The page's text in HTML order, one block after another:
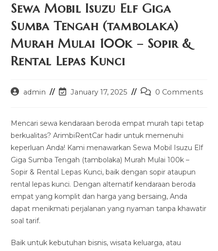
Sewa Mobil Isuzu Elf Giga
Sumba Tengah (tambolaka)
Murah Mulai 100k – Sopir &
Rental Lepas Kunci
Postadmin
PostJanuary 17, 2025
Post0 Comments
Mencari sewa kendaraan beroda empat murah tapi tetap
berkualitas? ArimbiRentCar hadir untuk memenuhi
keperluan Anda! Kami menawarkan Sewa Mobil Isuzu Elf
Giga Sumba Tengah (tambolaka) Murah Mulai 100k –
Sopir & Rental Lepas Kunci, baik dengan sopir ataupun
rental lepas kunci. Dengan alternatif kendaraan beroda
empat yang komplit dan harga yang bersaing, Anda
dapat menikmati perjalanan yang nyaman tanpa khawatir
soal tarif.
Baik untuk kebutuhan bisnis, wisata keluarga, atau